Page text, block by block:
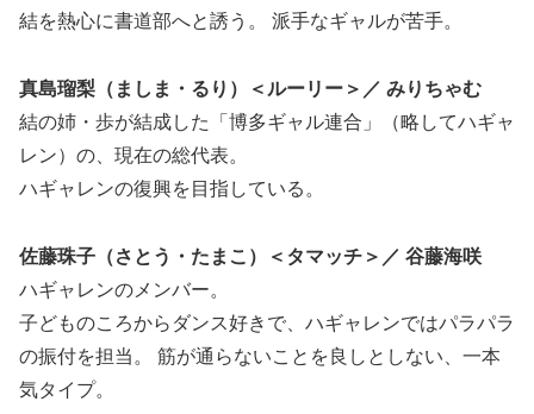
結を熱心に書道部へと誘う。 派手なギャルが苦手。
真島瑠梨（ましま・るり）＜ルーリー＞／ みりちゃむ
結の姉・歩が結成した「博多ギャル連合」（略してハギャ
レン）の、現在の総代表。
ハギャレンの復興を目指している。
佐藤珠子（さとう・たまこ）＜タマッチ＞／ 谷藤海咲
ハギャレンのメンバー。
子どものころからダンス好きで、ハギャレンではパラパラ
の振付を担当。 筋が通らないことを良しとしない、一本
気タイプ。